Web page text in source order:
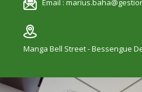
Email :
Manga Bell Street - Bessengue